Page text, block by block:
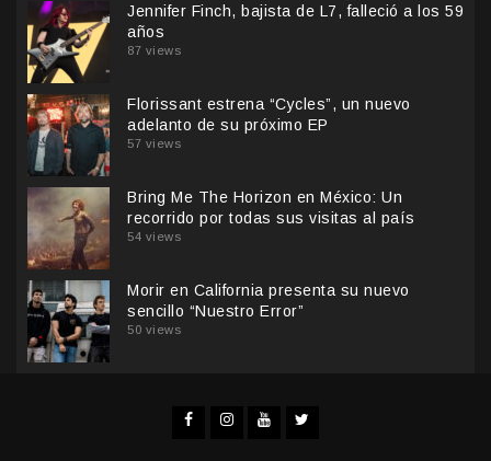
Jennifer Finch, bajista de L7, falleció a los 59
años
87 views
Florissant estrena “Cycles”, un nuevo
adelanto de su próximo EP
57 views
Bring Me The Horizon en México: Un
recorrido por todas sus visitas al país
54 views
Morir en California presenta su nuevo
sencillo “Nuestro Error”
50 views
Facebook
Instagram
YouTube
Twitter